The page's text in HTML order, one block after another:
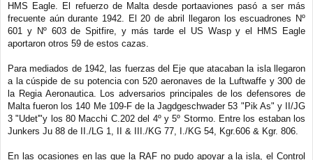
HMS Eagle. El refuerzo de Malta desde portaaviones pasó a ser más
frecuente aún durante 1942. El 20 de abril llegaron los escuadrones Nº
601 y Nº 603 de Spitfire, y más tarde el US Wasp y el HMS Eagle
aportaron otros 59 de estos cazas.
Para mediados de 1942, las fuerzas del Eje que atacaban la isla llegaron
a la cúspide de su potencia con 520 aeronaves de la Luftwaffe y 300 de
la Regia Aeronautica. Los adversarios principales de los defensores de
Malta fueron los 140 Me 109-F de la Jagdgeschwader 53 "Pik As" y II/JG
3 "Udet'"y los 80 Macchi C.202 del 4º y 5º Stormo. Entre los estaban los
Junkers Ju 88 de II./LG 1, II & III./KG 77, I./KG 54, Kgr.606 & Kgr. 806.
En las ocasiones en las que la RAF no pudo apoyar a la isla, el Control